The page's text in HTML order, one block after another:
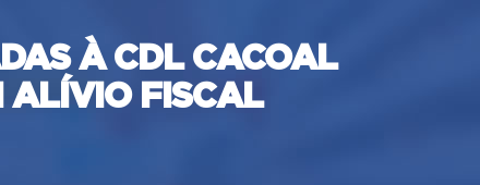
À CDL CACOAL
ALÍVIO FISCAL